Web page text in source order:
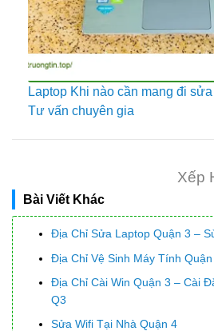
Laptop Khi nào cần mang đi
Tư vấn chuyên gia
Xếp
Bài Viết Khác
Địa Chỉ Sửa Laptop Quận 3 –
Địa Chỉ Vệ Sinh Máy Tính
Địa Chỉ Cài Win Quận 3 – Cài
Q3
Sửa Wifi Tại Nhà Quận 4